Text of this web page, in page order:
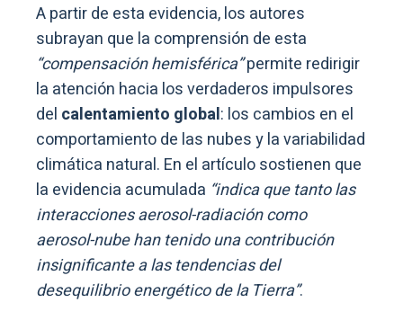
A partir de esta evidencia, los autores
subrayan que la comprensión de esta
“compensación hemisférica”permite redirigir
la atención hacia los verdaderos impulsores
del calentamiento global: los cambios en el
comportamiento de las nubes y la variabilidad
climática natural. En el artículo sostienen que
la evidencia acumulada “indica que tanto las
interacciones aerosol-radiación como
aerosol-nube han tenido una contribución
insignificante a las tendencias del
desequilibrio energético de la Tierra”.